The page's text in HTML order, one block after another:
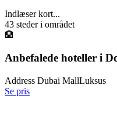
Indlæser kort...
43 steder i området
🏨
Anbefalede hoteller i
Address Dubai MallLuksus
Se pris